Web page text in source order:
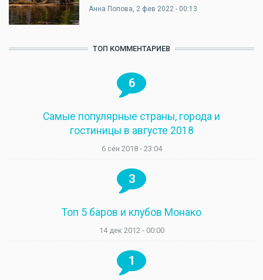
Анна Попова, 2 фев 2022 - 00:13
ТОП КОММЕНТАРИЕВ
6
Самые популярные страны, города и
гостиницы в августе 2018
6 сен 2018 - 23:04
3
Топ 5 баров и клубов Монако
14 дек 2012 - 00:00
1